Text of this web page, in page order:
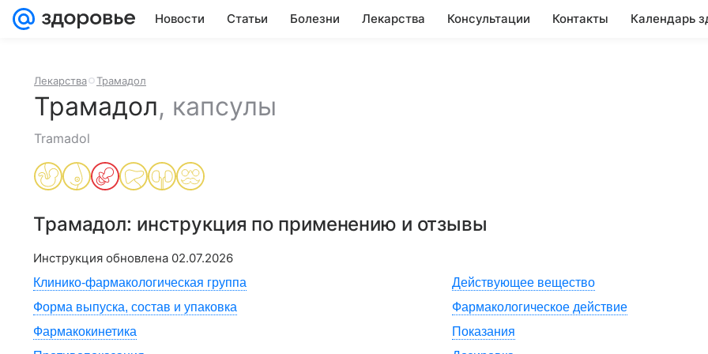
Новости Статьи Болезни Лекарства Консультации Контакты Календарь
Лекарства Трамадол
Трамадол, капсулы
Tramadol
Трамадол: инструкция по применению и отзывы
Инструкция обновлена 02.07.2026
Клинико-фармакологическая группа
Действующее вещество
Форма выпуска, состав и упаковка
Фармакологическое действие
Фармакокинетика
Показания